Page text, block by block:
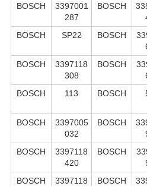
BOSCH
3397001
287
BOSCH
BOSCH
SP22 BOSCH
BOSCH
3397118
308
BOSCH
BOSCH
113 BOSCH
BOSCH
3397005
032
BOSCH
BOSCH
3397118
420
BOSCH
BOSCH
3397118
BOSCH